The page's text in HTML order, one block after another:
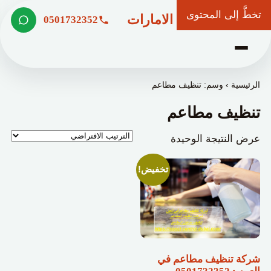
تخطَّ إلى المحتوى
شركة وعد الامارات 0501732352
الرئيسية ›وسم: تنظيف مطاعم
تنظيف مطاعم
عرض النتيجة الوحيدة
تخفيض!
شركة تنظيف مطاعم في